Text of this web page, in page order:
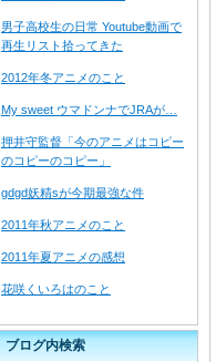
男子高校生の日常 Youtube動画で
再生リスト拾ってきた
2012年冬アニメのこと
My sweet ウマドンナでJRAが…
押井守監督「今のアニメはコピー
のコピーのコピー」
gdgd妖精sが今期最強な件
2011年秋アニメのこと
2011年夏アニメの感想
花咲くいろはのこと
ブログ内検索